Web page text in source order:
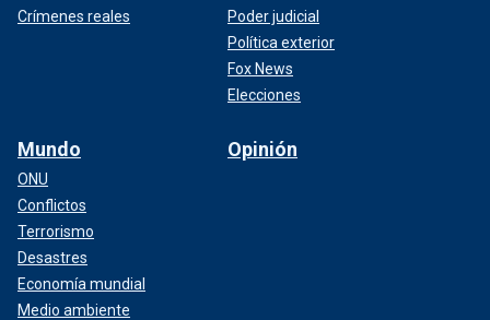
Crímenes reales
Poder judicial
Política exterior
Fox News
Elecciones
Mundo
ONU
Conflictos
Terrorismo
Desastres
Economía mundial
Medio ambiente
Opinión